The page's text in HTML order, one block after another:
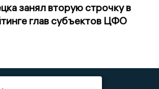
занял вторую строчку в
глав субъектов ЦФО